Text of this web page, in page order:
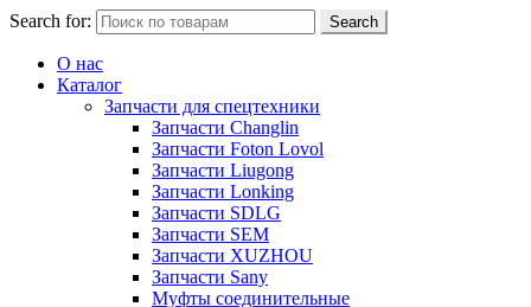
Search for: Search
О нас
Каталог
Запчасти для спецтехники
Запчасти Changlin
Запчасти Foton Lovol
Запчасти Liugong
Запчасти Lonking
Запчасти SDLG
Запчасти SEM
Запчасти XUZHOU
Запчасти Sany
Муфты соединительные